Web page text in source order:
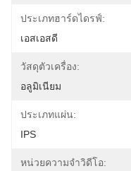
ประเภทฮาร์ดไดรฟ์:
เอสเอสดี
วัสดุตัวเครื่อง:
อลูมิเนียม
ประเภทแผ่น:
IPS
หน่วยความจำวิดีโอ: